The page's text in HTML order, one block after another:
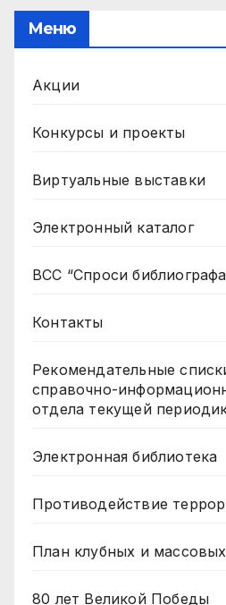
Меню
Акции
Конкурсы и проекты
Виртуальные выставки
Электронный каталог
ВСС “Спроси
Контакты
Рекомендательные
справочно-
отдела текущей
Электронная библиотека
Противодействие
План клубных и
80 лет Великой Победы